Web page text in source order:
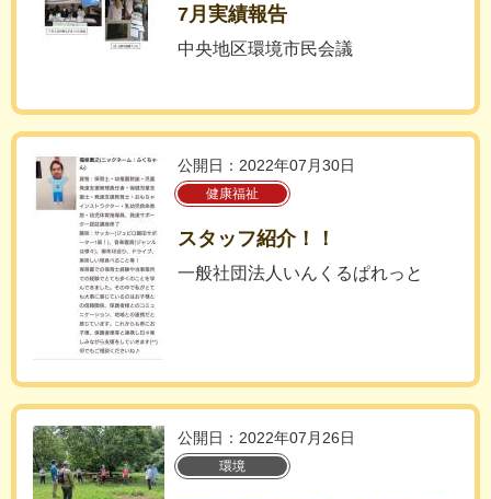
7月実績報告
中央地区環境市民会議
公開日：2022年07月30日
健康福祉
スタッフ紹介！！
一般社団法人いんくるぱれっと
公開日：2022年07月26日
環境